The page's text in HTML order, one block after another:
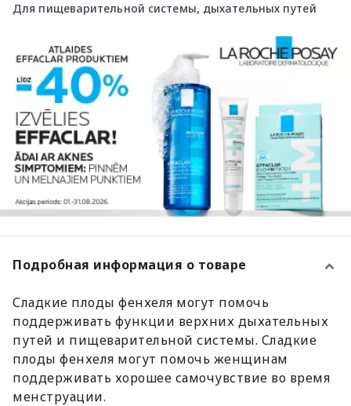
Для пищеварительной системы, дыхательных путей
Подробная информация о товаре
Сладкие плоды фенхеля могут помочь
поддерживать функции верхних дыхательных
путей и пищеварительной системы. Cладкие
плоды фенхеля могут помочь женщинам
поддерживать хорошее самочувствие во время
менструации.